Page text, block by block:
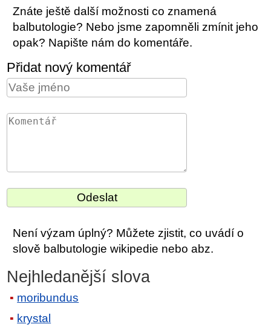
Znáte ještě další možnosti co znamená
balbutologie? Nebo jsme zapomněli zmínit jeho
opak? Napište nám do komentáře.
Přidat nový komentář
Není výzam úplný? Můžete zjistit, co uvádí o
slově balbutologie wikipedie nebo abz.
Nejhledanější slova
moribundus
krystal